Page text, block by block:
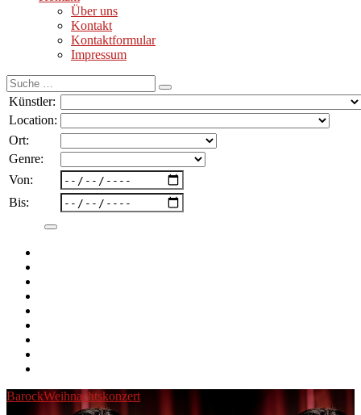
Über uns
Kontakt
Kontaktformular
Impressum
Suche
nach:
Künstler:
Location:
Ort:
Genre:
Von:
Bis:
BarockWeihnachtskonzert